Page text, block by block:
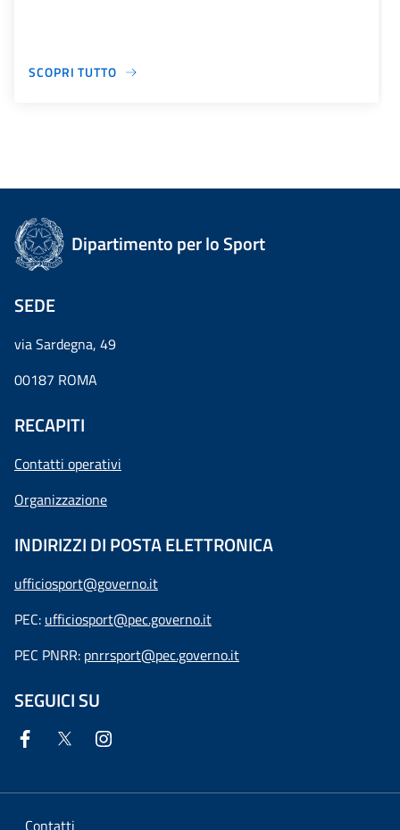
SCOPRI TUTTO
Dipartimento per lo Sport
SEDE
via Sardegna, 49
00187 ROMA
RECAPITI
Contatti operativi
Organizzazione
INDIRIZZI DI POSTA ELETTRONICA
ufficiosport@governo.it
PEC: ufficiosport@pec.governo.it
PEC PNRR: pnrrsport@pec.governo.it
SEGUICI SU
Contatti